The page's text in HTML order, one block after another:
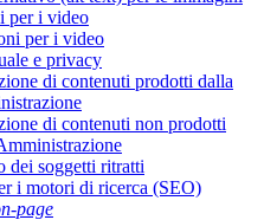
per i video
per i video
e privacy
di contenuti prodotti dalla
di contenuti non prodotti
dei soggetti ritratti
i motori di ricerca (SEO)
page